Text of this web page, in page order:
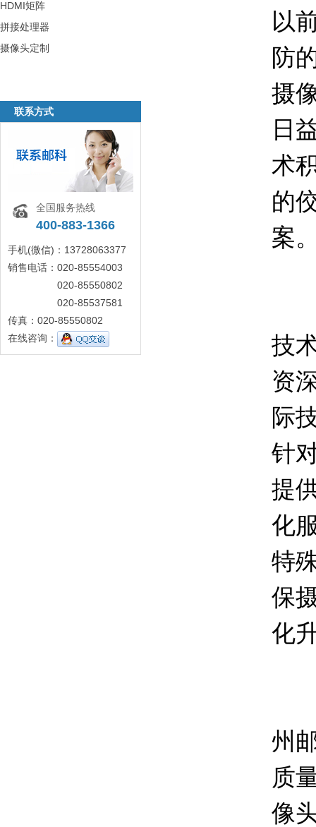
HDMI矩阵
拼接处理器
摄像头定制
联系方式
全国服务热线
400-883-1366
手机(微信)：13728063377
销售电话：020-85554003
020-85550802
020-85537581
传真：020-85550802
在线咨询：
以
防
摄
日
术
的
案
技
资
际
针
提
化
特
保
化
州
质
像